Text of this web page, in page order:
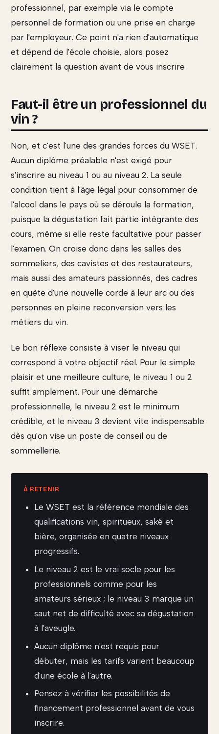
professionnel, par exemple via le compte
personnel de formation ou une prise en charge
par l'employeur. Ce point n'a rien d'automatique
et dépend de l'école choisie, alors posez
clairement la question avant de vous inscrire.
Faut-il être un professionnel du
vin ?
Non, et c'est l'une des grandes forces du WSET.
Aucun diplôme préalable n'est exigé pour
s'inscrire au niveau 1 ou au niveau 2. La seule
condition tient à l'âge légal pour consommer de
l'alcool dans le pays où se déroule la formation,
puisque la dégustation fait partie intégrante des
cours, même si elle reste facultative pour passer
l'examen. On croise donc dans les salles des
sommeliers, des cavistes et des restaurateurs,
mais aussi des amateurs passionnés, des cadres
en quête d'une nouvelle corde à leur arc ou des
personnes en pleine reconversion vers les
métiers du vin.
Le bon réflexe consiste à viser le niveau qui
correspond à votre objectif réel. Pour le simple
plaisir et une meilleure culture, le niveau 1 ou 2
suffit amplement. Pour une démarche
professionnelle, le niveau 2 est le minimum
crédible, et le niveau 3 devient vite indispensable
dès qu'on vise un poste de conseil ou de
sommellerie.
Le WSET est la référence mondiale des
qualifications vin, spiritueux, saké et
bière, organisée en quatre niveaux
progressifs.
Le niveau 2 est le vrai socle pour les
professionnels comme pour les
amateurs sérieux ; le niveau 3 marque un
saut net de difficulté avec sa dégustation
à l'aveugle.
Aucun diplôme n'est requis pour
débuter, mais les tarifs varient beaucoup
d'une école à l'autre.
Pensez à vérifier les possibilités de
financement professionnel avant de vous
inscrire.